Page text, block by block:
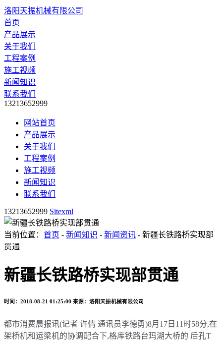
洛阳天振机械有限公司
首页
产品展示
关于我们
工程案例
施工视频
新闻知识
联系我们
13213652999
网站首页
产品展示
关于我们
工程案例
施工视频
新闻知识
联系我们
13213652999 Sitexml
当前位置： 首页 - 新闻知识 - 新闻资讯 - 新疆长铁路桥实现部
贯通
新疆长铁路桥实现部贯通
时间：2018-08-21 01:25:00 来源：洛阳天振机械有限公司
都市消费晨报讯(记者 许倩 通讯员李德勇)8月17日11时58分,在
架桥机和运梁机的协调配合下,格库铁路台玛湖大桥的 后孔T